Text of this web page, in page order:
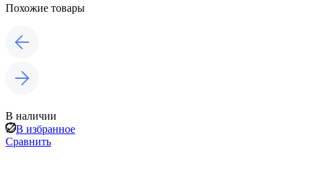
Похожие товары
В наличии
В избранное
Сравнить